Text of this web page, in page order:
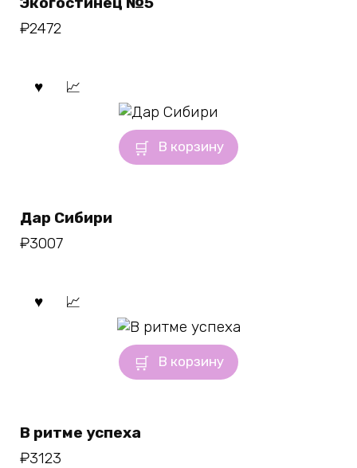
₽2472
В корзину
Дар Сибири
₽3007
В корзину
В ритме успеха
₽3123